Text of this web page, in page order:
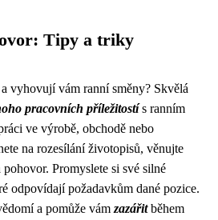
Tipy a triky
vyhovují vám ranní směny? Skvělá
pracovních příležitostís ranním
ve výrobě, obchodě nebo
na rozesílání životopisů, věnujte
Promyslete si své silné
odpovídají požadavkům dané pozice.
a pomůže vám zazářitběhem